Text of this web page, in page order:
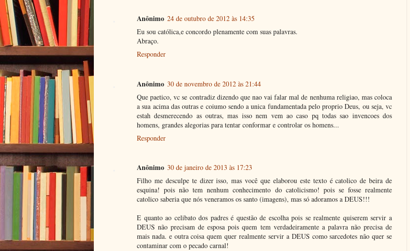
Anônimo 24 de outubro de 2012 às 14:35
Eu sou católica,e concordo plenamente com suas palavras.
Abraço.
Responder
Anônimo 30 de novembro de 2012 às 21:44
Que paetico, vc se contradiz dizendo que nao vai falar mal de nenhuma religiao, mas coloca
a sua acima das outras e coiumo sendo a unica fundamentada pelo proprio Deus, ou seja, vc
estah desmerecendo as outras, mas isso nem vem ao caso pq todas sao invencoes dos
homens, grandes alegorias para tentar conformar e controlar os homens...
Responder
Anônimo 30 de janeiro de 2013 às 17:23
Filho me desculpe te dizer isso, mas você que elaborou este texto é catolico de beira de
esquina! pois não tem nenhum conhecimento do catolicismo! pois se fosse realmente
catolico saberia que nós veneramos os santo (imagens), mas só adoramos a DEUS!!!
E quanto ao celibato dos padres é questão de escolha pois se realmente quiserem servir a
DEUS não precisam de esposa pois quem tem verdadeiramente a palavra não precisa de
mais nada. e outra coisa quem quer realmente servir a DEUS como sarcedotes não quer se
contaminar com o pecado carnal!